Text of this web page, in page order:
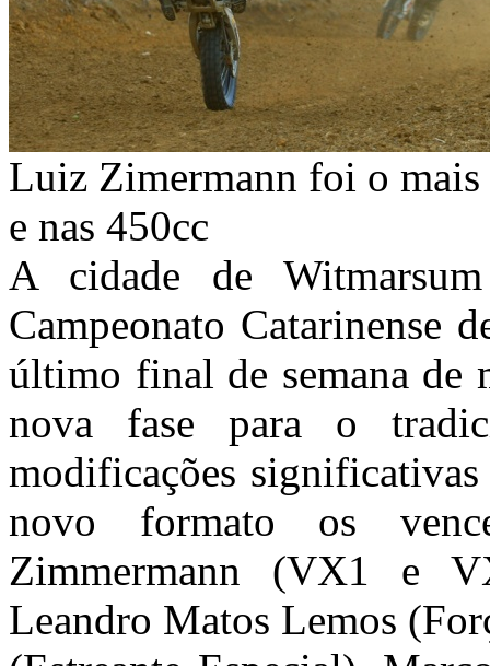
Luiz Zimermann foi o mais
e nas 450cc
A cidade de
Campeonato Catarinense
último final de semana de
nova fase para o
modificações
novo formato os
Zimmermann (VX1 e
Leandro Matos Lemos